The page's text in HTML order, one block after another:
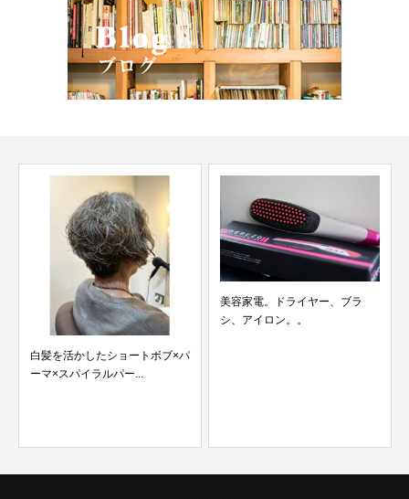
美容家電。ドライヤー、ブラ
シ、アイロン。。